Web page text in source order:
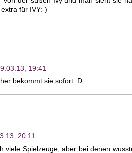
für IVY:-)
19:41
bekommt sie sofort :D
20:11
viele Spielzeuge, aber bei denen